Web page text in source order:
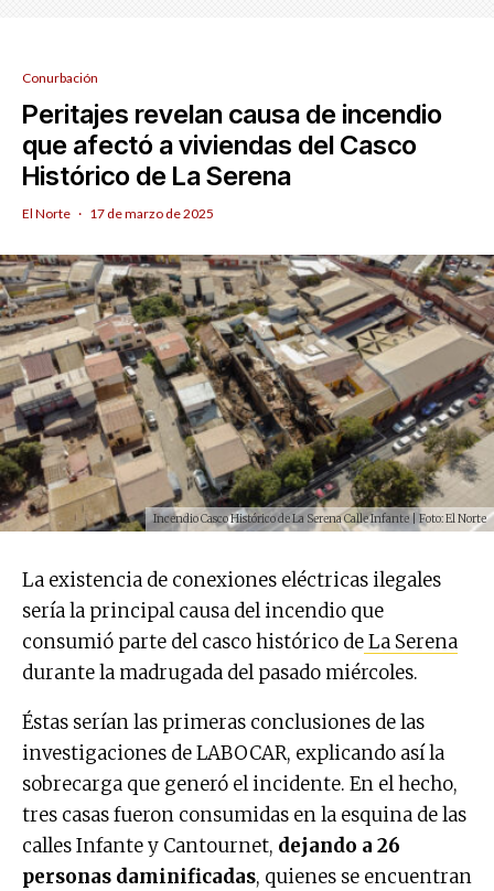
Conurbación
Peritajes revelan causa de incendio
que afectó a viviendas del Casco
Histórico de La Serena
El Norte · 17 de marzo de 2025
Incendio Casco Histórico de La Serena Calle Infante | Foto: El Norte
La existencia de conexiones eléctricas ilegales
sería la principal causa del incendio que
consumió parte del casco histórico deLa Serena
durante la madrugada del pasado miércoles.
Éstas serían las primeras conclusiones de las
investigaciones de LABOCAR, explicando así la
sobrecarga que generó el incidente. En el hecho,
tres casas fueron consumidas en la esquina de las
calles Infante y Cantournet, dejando a 26
personas daminificadas, quienes se encuentran